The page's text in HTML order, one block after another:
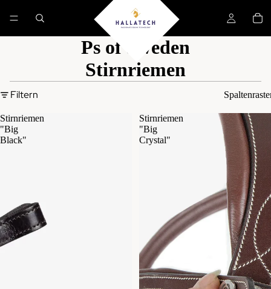
Ps of Sweden
Stirnriemen
Filtern
Stirnriemen
"Big
Black"
Stirnriemen
"Big
Crystal"